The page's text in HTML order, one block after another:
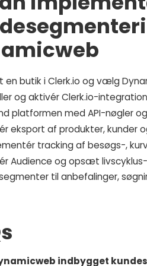
en butik i Clerk.io og vælg
og aktivér Clerk.io-
platformen med API-nøgler
eksport af produkter, kunder
tracking af besøgs-,
Audience og opsæt
til anbefalinger,
indbygget